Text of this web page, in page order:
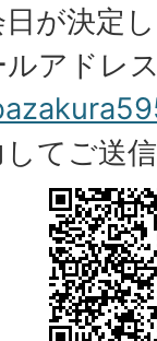
が決定
ルアドレ
してご送